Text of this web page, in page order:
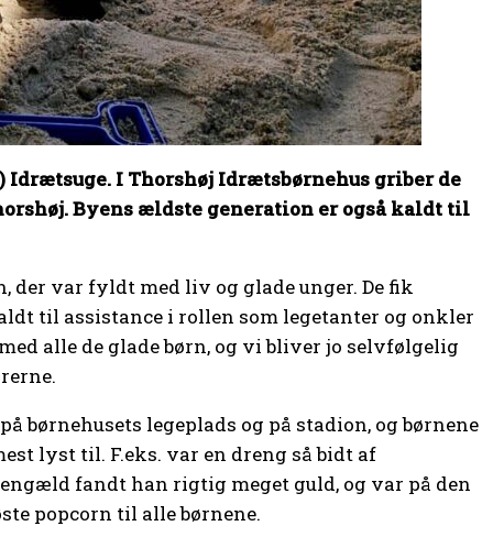
Idrætsuge. I Thorshøj Idrætsbørnehus griber de
Byens ældste generation er også kaldt til
var fyldt med liv og glade unger. De fik
til assistance i rollen som legetanter og onkler
alle de glade børn, og vi bliver jo selvfølgelig
børnehusets legeplads og på stadion, og børnene
lyst til. F.eks. var en dreng så bidt af
fandt han rigtig meget guld, og var på den
popcorn til alle børnene.